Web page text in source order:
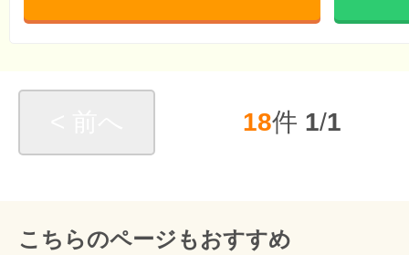
18件 1/1
こちらのページもおすすめ